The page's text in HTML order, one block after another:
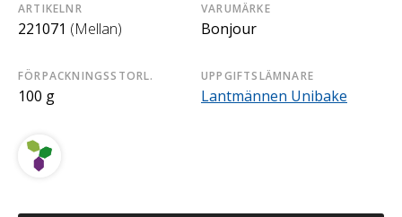
ARTIKELNR
221071 (Mellan)
VARUMÄRKE
Bonjour
FÖRPACKNINGSSTORL.
100 g
UPPGIFTSLÄMNARE
Lantmännen Unibake